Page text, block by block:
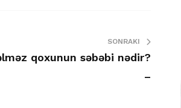
SONRAKI
qoxunun səbəbi nədir?
–